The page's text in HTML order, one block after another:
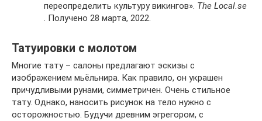
переопределить культуру викингов». The Local.se
. Получено 28 марта, 2022.
Татуировки с молотом
Многие тату – салоны предлагают эскизы с
изображением мьёльнира. Как правило, он украшен
причудливыми рунами, симметричен. Очень стильное
тату. Однако, наносить рисунок на тело нужно с
осторожностью. Будучи древним эгрегором, с